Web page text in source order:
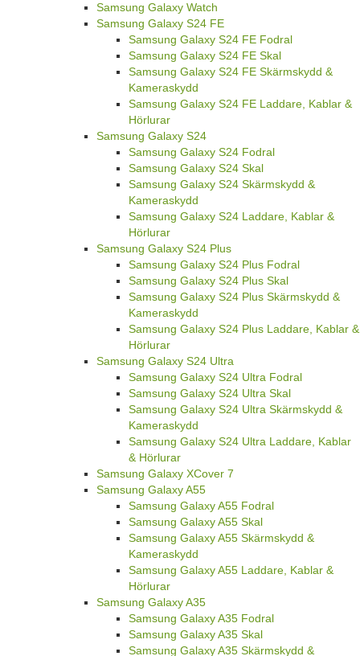
Samsung Galaxy Watch
Samsung Galaxy S24 FE
Samsung Galaxy S24 FE Fodral
Samsung Galaxy S24 FE Skal
Samsung Galaxy S24 FE Skärmskydd &
Kameraskydd
Samsung Galaxy S24 FE Laddare, Kablar &
Hörlurar
Samsung Galaxy S24
Samsung Galaxy S24 Fodral
Samsung Galaxy S24 Skal
Samsung Galaxy S24 Skärmskydd &
Kameraskydd
Samsung Galaxy S24 Laddare, Kablar &
Hörlurar
Samsung Galaxy S24 Plus
Samsung Galaxy S24 Plus Fodral
Samsung Galaxy S24 Plus Skal
Samsung Galaxy S24 Plus Skärmskydd &
Kameraskydd
Samsung Galaxy S24 Plus Laddare, Kablar &
Hörlurar
Samsung Galaxy S24 Ultra
Samsung Galaxy S24 Ultra Fodral
Samsung Galaxy S24 Ultra Skal
Samsung Galaxy S24 Ultra Skärmskydd &
Kameraskydd
Samsung Galaxy S24 Ultra Laddare, Kablar
& Hörlurar
Samsung Galaxy XCover 7
Samsung Galaxy A55
Samsung Galaxy A55 Fodral
Samsung Galaxy A55 Skal
Samsung Galaxy A55 Skärmskydd &
Kameraskydd
Samsung Galaxy A55 Laddare, Kablar &
Hörlurar
Samsung Galaxy A35
Samsung Galaxy A35 Fodral
Samsung Galaxy A35 Skal
Samsung Galaxy A35 Skärmskydd &